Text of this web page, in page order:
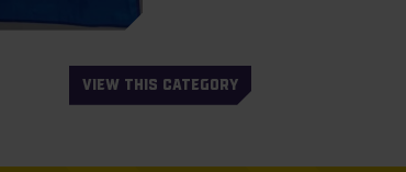
VIEW THIS CATEGORY